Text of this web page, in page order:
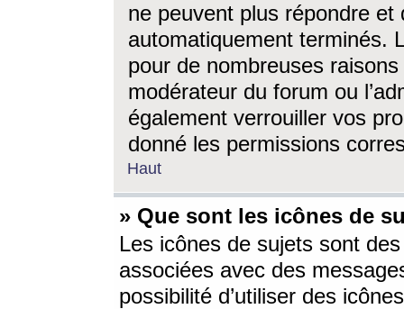
ne peuvent plus répondre
automatiquement terminés.
pour de nombreuses
modérateur du forum ou
également verrouiller vos
donné les permissions
Haut
» Que sont les icônes de
Les icônes de sujets sont
associées avec des
possibilité d’utiliser des